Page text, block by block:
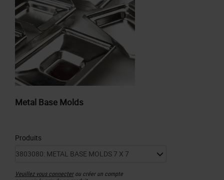
Metal Base Molds
Produits
Veuillez vous connecterou créer un compte